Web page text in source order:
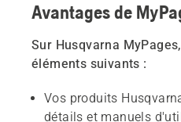
Avantages de
Sur Husqvarna
éléments suivants :
Vos produits
détails et manuels